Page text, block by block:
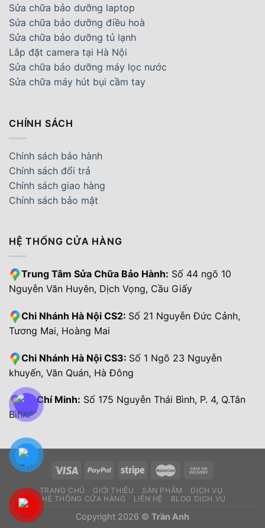
Sửa chữa bảo dưỡng laptop
Sửa chữa bảo dưỡng điều hoà
Sửa chữa bảo dưỡng tủ lạnh
Lắp đặt camera tại Hà Nội
Sửa chữa bảo dưỡng máy lọc nước
Sửa chữa máy hút bụi cầm tay
CHÍNH SÁCH
Chính sách bảo hành
Chính sách đổi trả
Chính sách giao hàng
Chính sách bảo mật
HỆ THỐNG CỬA HÀNG
Trung Tâm Sửa Chữa Bảo Hành: Số 44 ngõ 10
Nguyễn Văn Huyên, Dịch Vọng, Cầu Giấy
Chi Nhánh Hà Nội CS2: Số 21 Nguyễn Đức Cảnh,
Tương Mai, Hoàng Mai
Chi Nhánh Hà Nội CS3: Số 1 Ngõ 23 Nguyễn
khuyến, Văn Quán, Hà Đông
Hồ Chí Minh: Số 175 Nguyễn Thái Bình, P. 4, Q.Tân
Bình.
TRANG CHỦ GIỚI THIỆU SẢN PHẨM
DỊCH VỤ
HỆ THỐNG CỬA HÀNG
LIÊN HỆ BLOG DỊCH VỤ
Copyright 2026 © Trần Anh